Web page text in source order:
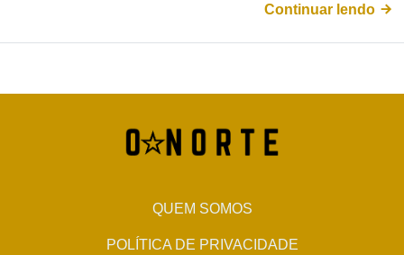
Continuar lendo
QUEM SOMOS
POLÍTICA DE PRIVACIDADE